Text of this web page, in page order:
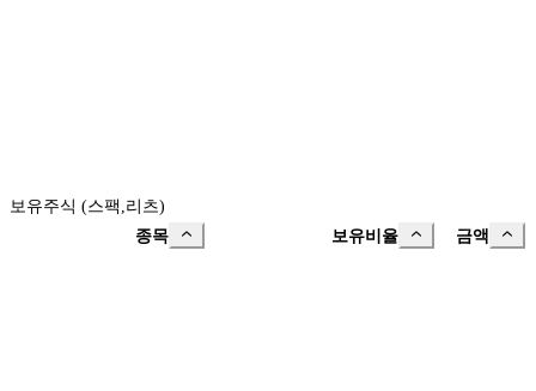
보유주식 (스팩,리츠)
종목
보유비율 금액